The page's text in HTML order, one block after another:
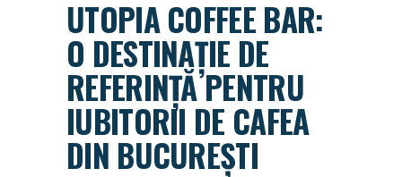
UTOPIA COFFEE BAR:
O DESTINAȚIE DE
REFERINȚĂ PENTRU
IUBITORII DE CAFEA
DIN BUCUREȘTI